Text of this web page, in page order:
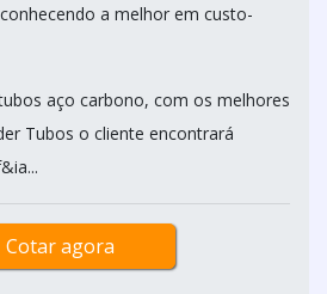
a melhor em custo-
aço carbono, com os melhores
Tubos o cliente encontrará
Cotar agora